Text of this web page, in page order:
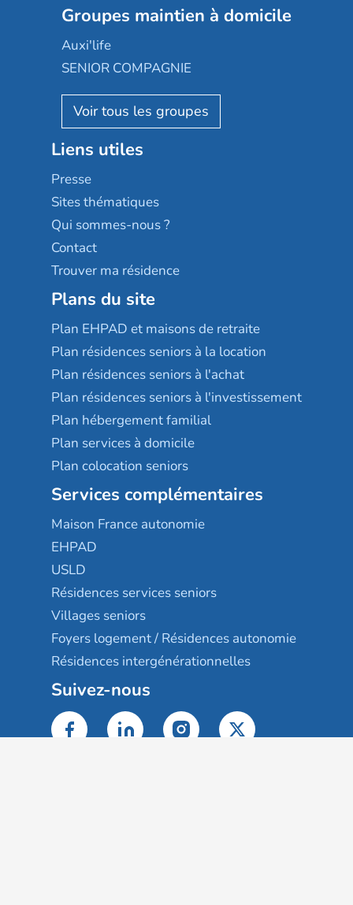
Les jardins d'Arcadie
Occitalia
Appartseniors
Reseda
Stella management
Les villages d'or
Sérénys
Résidences services Villa Médicis
Groupe SOS
Le Noble Âge
Almage
Résidalya
Groupe aplus
Groupes maintien à domicile
Auxi'life
SENIOR COMPAGNIE
AGE D'OR Services
Liens utiles
Presse
Sites thématiques
Qui sommes-nous ?
Contact
Trouver ma résidence
Plans du site
Plan EHPAD et maisons de retraite
Plan résidences seniors à la location
Plan résidences seniors à l'achat
Plan résidences seniors à l'investissement
Plan hébergement familial
Plan services à domicile
Plan colocation seniors
Services complémentaires
Maison France autonomie
EHPAD
USLD
Résidences services seniors
Villages seniors
Foyers logement / Résidences autonomie
Résidences intergénérationnelles
Suivez-nous